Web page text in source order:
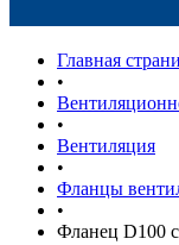
Главная
•
•
Вентиляция
•
Фланцы
•
Фланец D100